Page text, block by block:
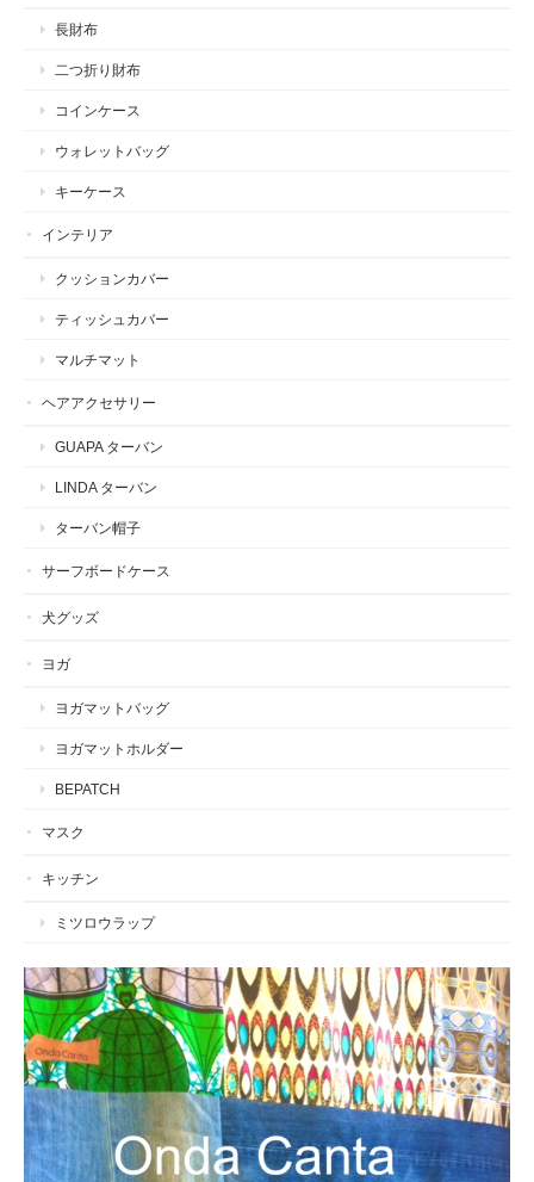
長財布
二つ折り財布
コインケース
ウォレットバッグ
キーケース
インテリア
クッションカバー
ティッシュカバー
マルチマット
ヘアアクセサリー
GUAPA ターバン
LINDA ターバン
ターバン帽子
サーフボードケース
犬グッズ
ヨガ
ヨガマットバッグ
ヨガマットホルダー
BEPATCH
マスク
キッチン
ミツロウラップ